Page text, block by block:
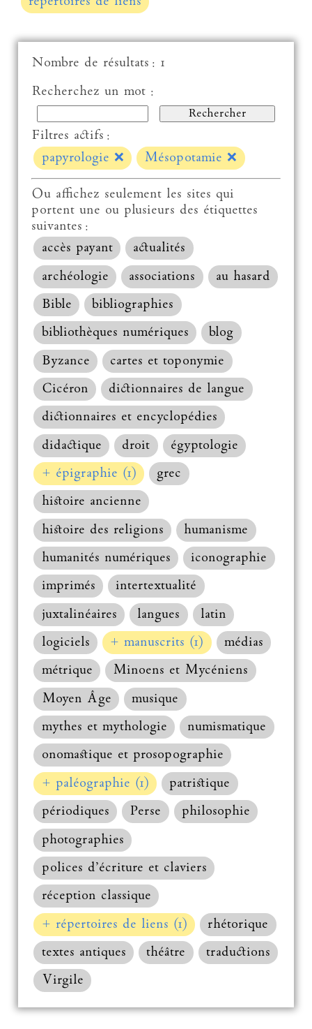
Nombre de résultats : 1
Recherchez un mot :
Filtres actifs :
papyrologie ❌ Mésopotamie❌
Ou affichez seulement les sites qui
portent une ou plusieurs des étiquettes
suivantes :
accès payant
actualités
archéologie
associations
au hasard
Bible
bibliographies
bibliothèques numériques
blog
Byzance
cartes et toponymie
Cicéron
dictionnaires de langue
dictionnaires et encyclopédies
didactique
droit
égyptologie
+ épigraphie (1)
grec
histoire ancienne
histoire des religions
humanisme
humanités numériques
iconographie
imprimés
intertextualité
juxtalinéaires
langues
latin
logiciels
+ manuscrits (1)
médias
métrique
Minoens et Mycéniens
Moyen Âge
musique
mythes et mythologie
numismatique
onomastique et prosopographie
+ paléographie (1)
patristique
périodiques
Perse
philosophie
photographies
polices d’écriture et claviers
réception classique
+ répertoires de liens (1)
rhétorique
textes antiques
théâtre
traductions
Virgile